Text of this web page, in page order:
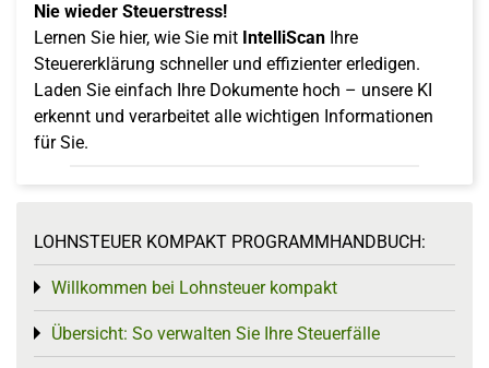
Nie wieder Steuerstress!
Lernen Sie hier, wie Sie mit IntelliScan Ihre
Steuererklärung schneller und effizienter erledigen.
Laden Sie einfach Ihre Dokumente hoch – unsere KI
erkennt und verarbeitet alle wichtigen Informationen
für Sie.
LOHNSTEUER KOMPAKT PROGRAMMHANDBUCH:
Willkommen bei Lohnsteuer kompakt
Toggle menu
Übersicht: So verwalten Sie Ihre Steuerfälle
Toggle menu